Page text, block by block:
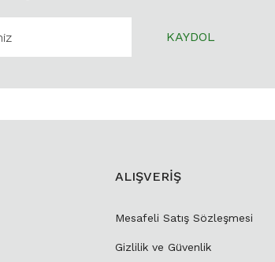
KAYDOL
ALIŞVERİŞ
Mesafeli Satış Sözleşmesi
Gizlilik ve Güvenlik